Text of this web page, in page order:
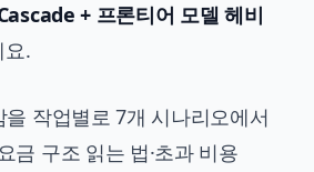
+ 프론티어 모델 헤비
요.
작업별로 7개 시나리오에서
금 구조 읽는 법·초과 비용